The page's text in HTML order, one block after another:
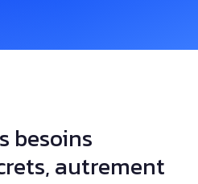
besoins
autrement